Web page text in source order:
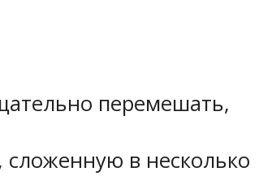
перемешать,
сложенную в несколько